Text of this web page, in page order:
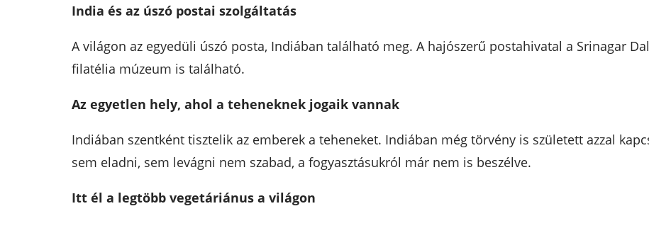
India és az úszó postai szolgáltatás
A világon az egyedüli úszó posta, Indiában található meg. A hajószerű postahivatal a Srinagar
filatélia múzeum is található.
Az egyetlen hely, ahol a teheneknek jogaik vannak
Indiában szentként tisztelik az emberek a teheneket. Indiában még törvény is született azzal
sem eladni, sem levágni nem szabad, a fogyasztásukról már nem is beszélve.
Itt él a legtöbb vegetáriánus a világon